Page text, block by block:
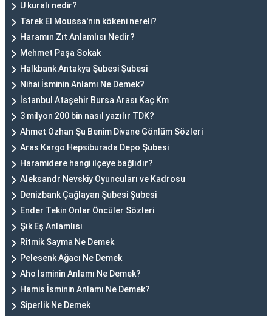
U kuralı nedir?
Tarek El Moussa'nın kökeni nereli?
Haramın Zıt Anlamlısı Nedir?
Mehmet Paşa Sokak
Halkbank Antakya Şubesi Şubesi
Nihai İsminin Anlamı Ne Demek?
İstanbul Ataşehir Bursa Arası Kaç Km
3 milyon 200 bin nasıl yazılır TDK?
Ahmet Özhan Şu Benim Divane Gönlüm Sözleri
Aras Kargo Hepsiburada Depo Şubesi
Haramidere hangi ilçeye bağlıdır?
Aleksandr Nevskiy Oyuncuları ve Kadrosu
Denizbank Çağlayan Şubesi Şubesi
Ender Tekin Onlar Öncüler Sözleri
Şık Eş Anlamlısı
Ritmik Sayma Ne Demek
Pelesenk Ağacı Ne Demek
Aho İsminin Anlamı Ne Demek?
Hamis İsminin Anlamı Ne Demek?
Siperlik Ne Demek